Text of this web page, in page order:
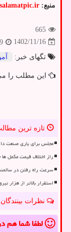
منبع: salamatpic.ir
665
1402/11/16
تگهای خبر:
این مطلب را
تازه ترین
مجلس برای یاری صنعت
راز اختلاف قیمت مکمل
سرعت راه رفتن در
استقرار بالاتر از هزار
نظرات
لطفا شما هم